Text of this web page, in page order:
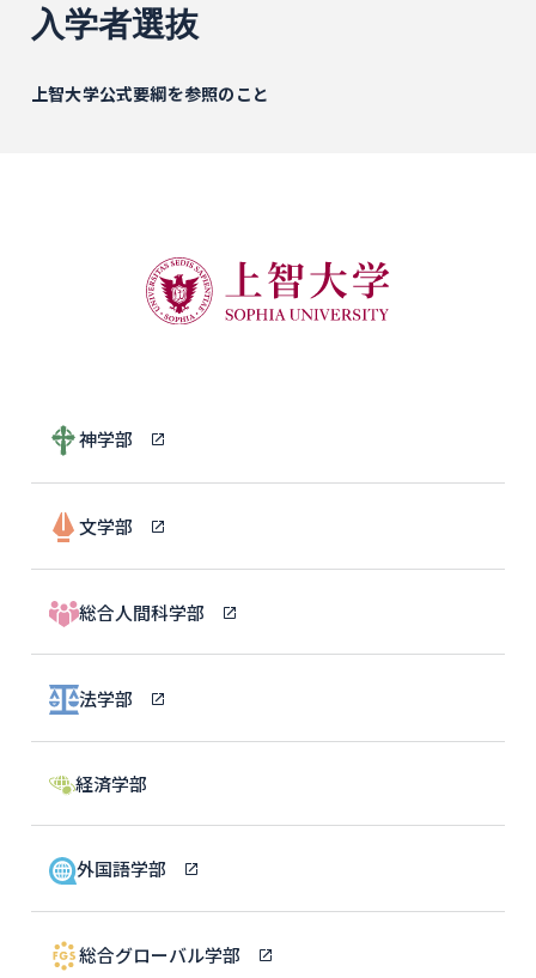
入学者選抜
上智大学公式要綱を参照のこと
神学部
文学部
総合人間科学部
法学部
経済学部
外国語学部
総合グローバル学部